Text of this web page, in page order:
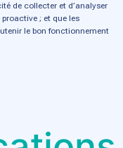
de collecter et d’analyser
; et que les
le bon fonctionnement